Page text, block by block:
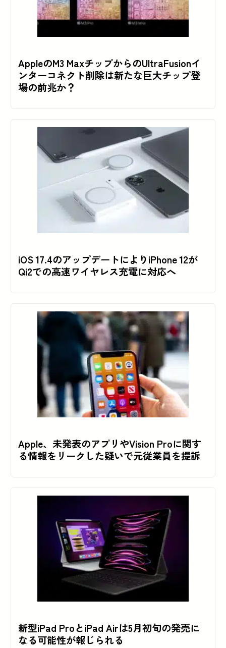
AppleのM3 MaxチップからのUltraFusionイ
ンターコネクト削除は新たな巨大チップ登
場の前兆か？
iOS 17.4のアップデートによりiPhone 12が
Qi2での高速ワイヤレス充電に対応へ
Apple、未発表のアプリやVision Proに関す
る情報をリークした疑いで元従業員を提訴
新型iPad ProとiPad Airは5月初旬の発売に
なる可能性が報じられる